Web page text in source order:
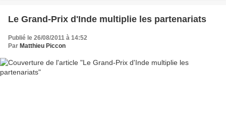
Le Grand-Prix d'Inde multiplie les partenariats
Publié le 26/08/2011 à 14:52
Par Matthieu Piccon